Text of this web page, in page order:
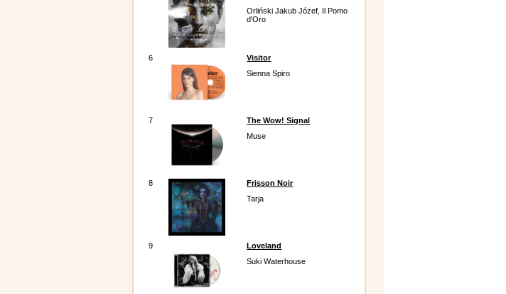
Orliński Jakub Józef, Il Pomo
d'Oro
6
Visitor
Sienna Spiro
7
The Wow! Signal
Muse
8
Frisson Noir
Tarja
9
Loveland
Suki Waterhouse